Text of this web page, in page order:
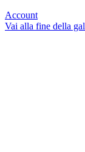
Account
Vai alla fine della